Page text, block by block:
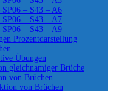
– S43 – A6
– S43 – A7
– S43 – A9
Prozentdarstellung
Übungen
gleichnamiger Brüche
von Brüchen
von Brüchen